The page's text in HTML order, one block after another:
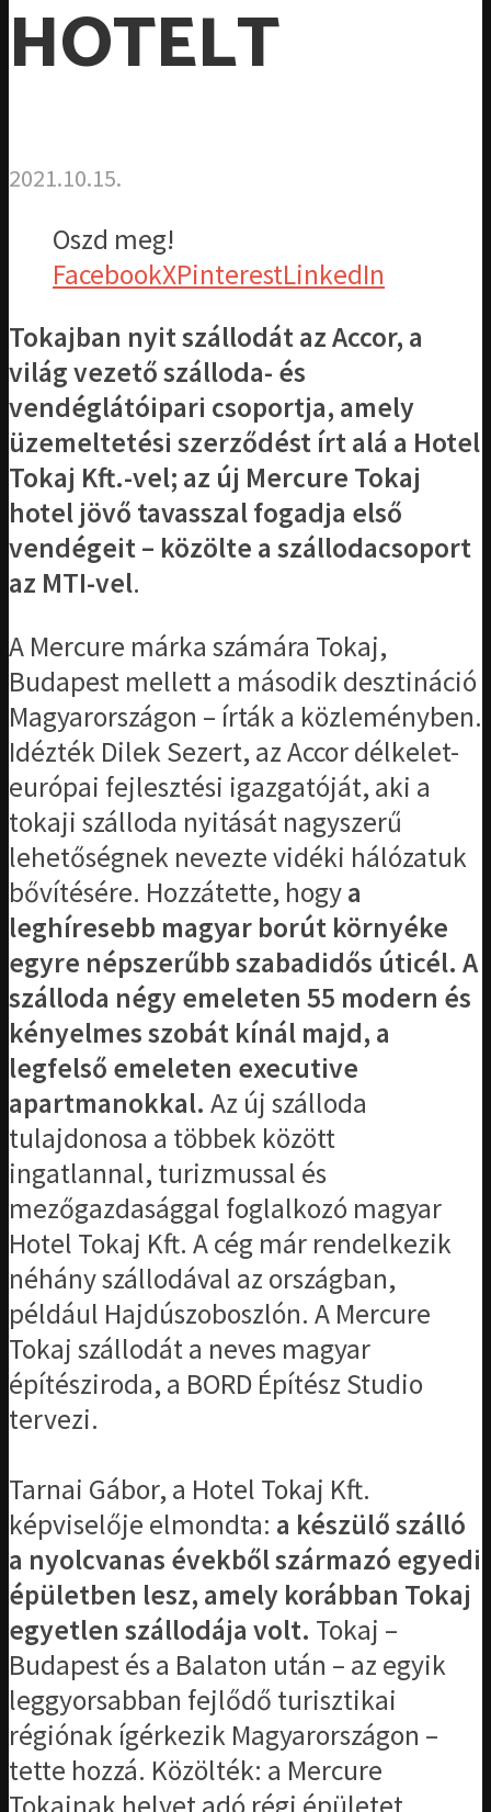
HOTELT
2021.10.15.
Oszd meg!
FacebookXPinterestLinkedIn
Tokajban nyit szállodát az Accor, a
világ vezető szálloda- és
vendéglátóipari csoportja, amely
üzemeltetési szerződést írt alá a Hotel
Tokaj Kft.-vel; az új Mercure Tokaj
hotel jövő tavasszal fogadja első
vendégeit – közölte a szállodacsoport
az MTI-vel.
A Mercure márka számára Tokaj,
Budapest mellett a második desztináció
Magyarországon – írták a közleményben.
Idézték Dilek Sezert, az Accor délkelet-
európai fejlesztési igazgatóját, aki a
tokaji szálloda nyitását nagyszerű
lehetőségnek nevezte vidéki hálózatuk
bővítésére. Hozzátette, hogya
leghíresebb magyar borút környéke
egyre népszerűbb szabadidős úticél. A
szálloda négy emeleten 55 modern és
kényelmes szobát kínál majd, a
legfelső emeleten executive
apartmanokkal. Az új szálloda
tulajdonosa a többek között
ingatlannal, turizmussal és
mezőgazdasággal foglalkozó magyar
Hotel Tokaj Kft. A cég már rendelkezik
néhány szállodával az országban,
például Hajdúszoboszlón. A Mercure
Tokaj szállodát a neves magyar
építésziroda, a BORD Építész Studio
tervezi.
Tarnai Gábor, a Hotel Tokaj Kft.
képviselője elmondta: a készülő szálló
a nyolcvanas évekből származó egyedi
épületben lesz, amely korábban Tokaj
egyetlen szállodája volt. Tokaj –
Budapest és a Balaton után – az egyik
leggyorsabban fejlődő turisztikai
régiónak ígérkezik Magyarországon –
tette hozzá. Közölték: a Mercure